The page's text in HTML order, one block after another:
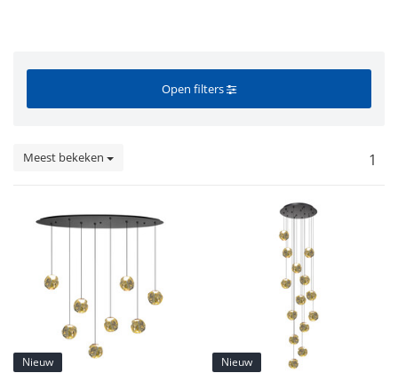
Open filters
Meest bekeken 1
Nieuw Nieuw